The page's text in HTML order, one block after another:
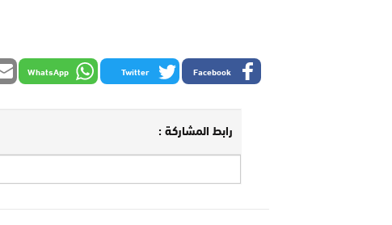
Facebook
Twitter
WhatsApp
رابط المشاركة :